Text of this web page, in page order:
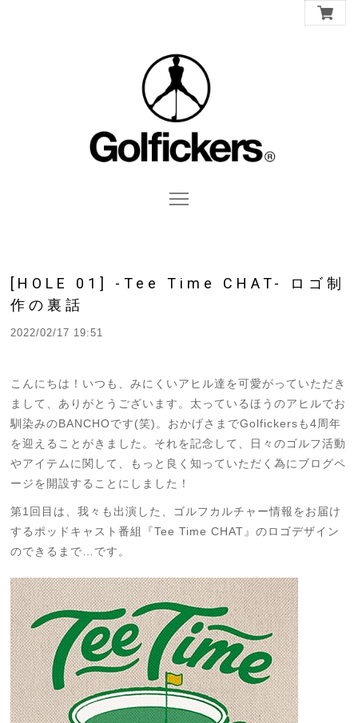
[HOLE 01] -Tee Time CHAT- ロゴ制
作の裏話
2022/02/17 19:51
こんにちは！いつも、みにくいアヒル達を可愛がっていただき
まして
ありがとうございます。 太っているほうのアヒルでお
馴染みのBANCHOです(笑)。おかげさまでGolfickersも4周年
を迎えることがきました。 それを記念して、日々のゴルフ活動
やアイテムに関して、もっと良く知っていただく為に ブログペ
ージを開設することにしました！
第1回目は、我々も出演した、 ゴルフカルチャー情報をお届け
するポッドキャスト番組『Tee Time CHAT』のロゴデザイン
のできるまで…です。